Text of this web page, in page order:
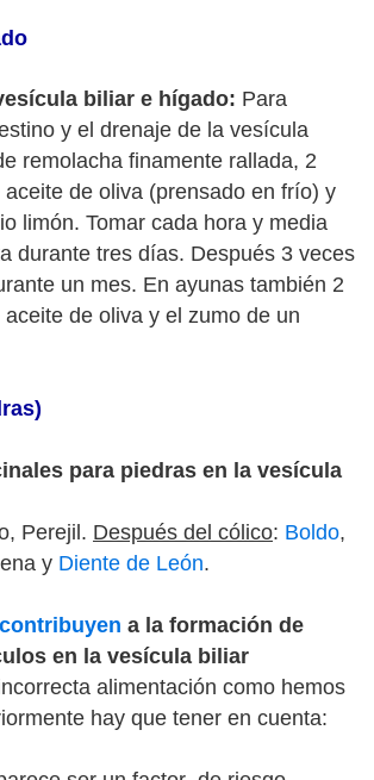
biliar e hígado: Para
y el drenaje de la vesícula
remolacha finamente rallada, 2
de oliva (prensado en frío) y
limón. Tomar cada hora y media
durante tres días. Después 3 veces
un mes. En ayunas también 2
de oliva y el zumo de un
para piedras en la vesícula
Perejil. Después del cólico: Boldo,
y Diente de León.
a la formación de
en la vesícula biliar
alimentación como hemos
hay que tener en cuenta: